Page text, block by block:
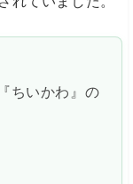
ちいかわ』の